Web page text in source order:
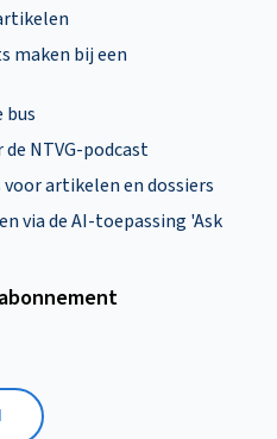
maken bij een
bus
NTVG-podcast
artikelen en dossiers
via de AI-toepassing 'Ask